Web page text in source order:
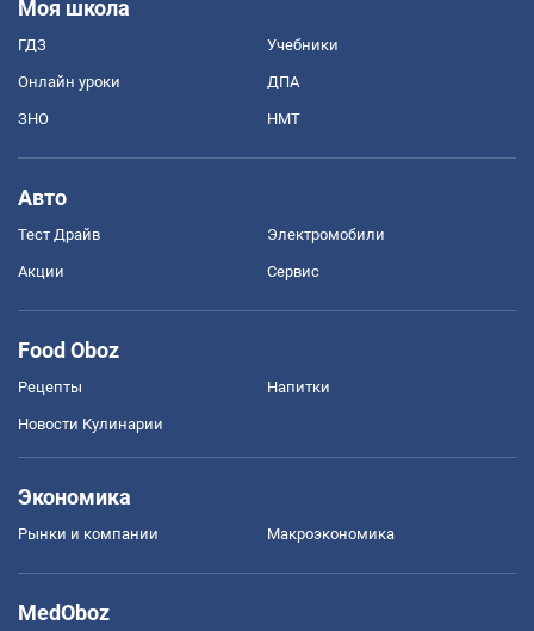
Моя школа
ГДЗ Учебники
Онлайн уроки ДПА
ЗНО НМТ
Авто
Тест Драйв Электромобили
Акции Сервис
Food Oboz
Рецепты Напитки
Новости Кулинарии
Экономика
Рынки и компании Mакроэкономика
MedOboz